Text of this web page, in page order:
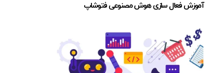
آموزش فعال سازی هوش مصنوعی فتوشاپ